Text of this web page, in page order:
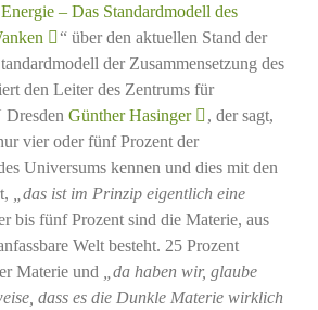
– Das Standardmodell des
“ über den aktuellen Stand der
der Zusammensetzung des
den Leiter des Zentrums für
Günther Hasinger
, der sagt,
vier oder fünf Prozent der
Universums kennen und dies mit den
„das ist im Prinzip eigentlich eine
bis fünf Prozent sind die Materie, aus
Welt besteht. 25 Prozent
Materie und
„da haben wir, glaube
dass es die Dunkle Materie wirklich